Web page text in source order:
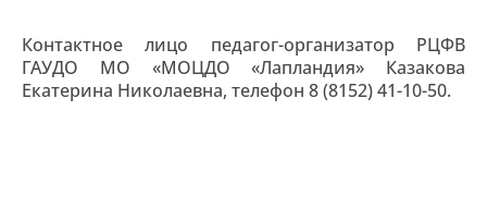
Контактное лицо педагог-организатор РЦФВ
ГАУДО МО «МОЦДО «Лапландия» Казакова
Екатерина Николаевна, телефон 8 (8152) 41-10-50.